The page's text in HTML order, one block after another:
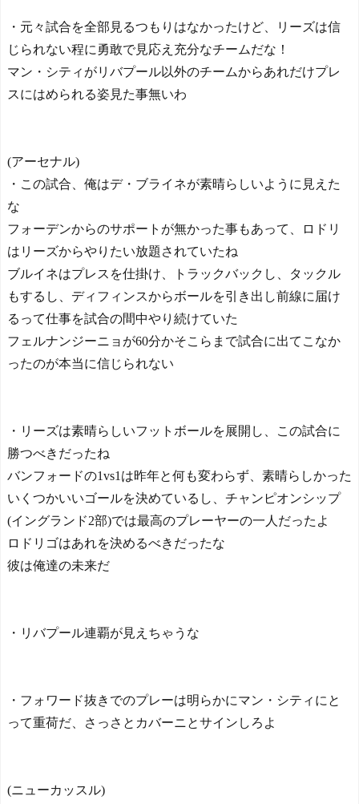
・元々試合を全部見るつもりはなかったけど、リーズは信
じられない程に勇敢で見応え充分なチームだな！
マン・シティがリバプール以外のチームからあれだけプレ
スにはめられる姿見た事無いわ
(アーセナル)
・この試合、俺はデ・ブライネが素晴らしいように見えた
な
フォーデンからのサポートが無かった事もあって、ロドリ
はリーズからやりたい放題されていたね
ブルイネはプレスを仕掛け、トラックバックし、タックル
もするし、ディフィンスからボールを引き出し前線に届け
るって仕事を試合の間中やり続けていた
フェルナンジーニョが60分かそこらまで試合に出てこなか
ったのが本当に信じられない
・リーズは素晴らしいフットボールを展開し、この試合に
勝つべきだったね
バンフォードの1vs1は昨年と何も変わらず、素晴らしかった
いくつかいいゴールを決めているし、チャンピオンシップ
(イングランド2部)では最高のプレーヤーの一人だったよ
ロドリゴはあれを決めるべきだったな
彼は俺達の未来だ
・リバプール連覇が見えちゃうな
・フォワード抜きでのプレーは明らかにマン・シティにと
って重荷だ、さっさとカバーニとサインしろよ
(ニューカッスル)